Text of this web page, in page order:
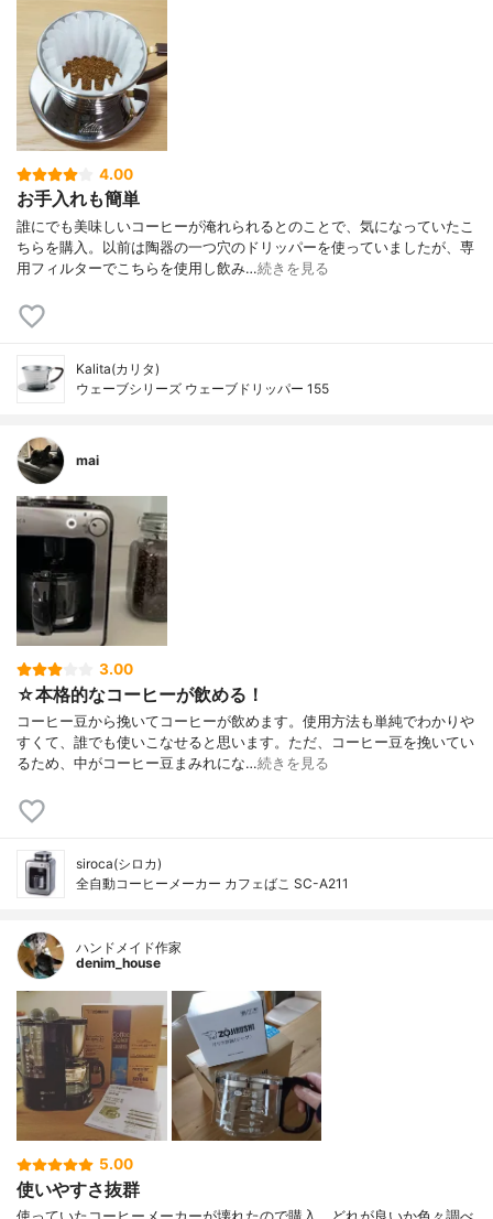
4.00
お手入れも簡単
誰にでも美味しいコーヒーが淹れられるとのことで、気になっていたこ
ちらを購入。以前は陶器の一つ穴のドリッパーを使っていましたが、専
用フィルターでこちらを使用し飲み…続きを見る
Kalita(カリタ)
ウェーブシリーズ ウェーブドリッパー 155
mai
3.00
☆本格的なコーヒーが飲める！
コーヒー豆から挽いてコーヒーが飲めます。使用方法も単純でわかりや
すくて、誰でも使いこなせると思います。ただ、コーヒー豆を挽いてい
るため、中がコーヒー豆まみれにな…続きを見る
siroca(シロカ)
全自動コーヒーメーカー カフェばこ SC-A211
ハンドメイド作家
denim_house
5.00
使いやすさ抜群